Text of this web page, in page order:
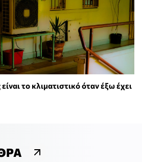
το κλιματιστικό όταν έξω έχει